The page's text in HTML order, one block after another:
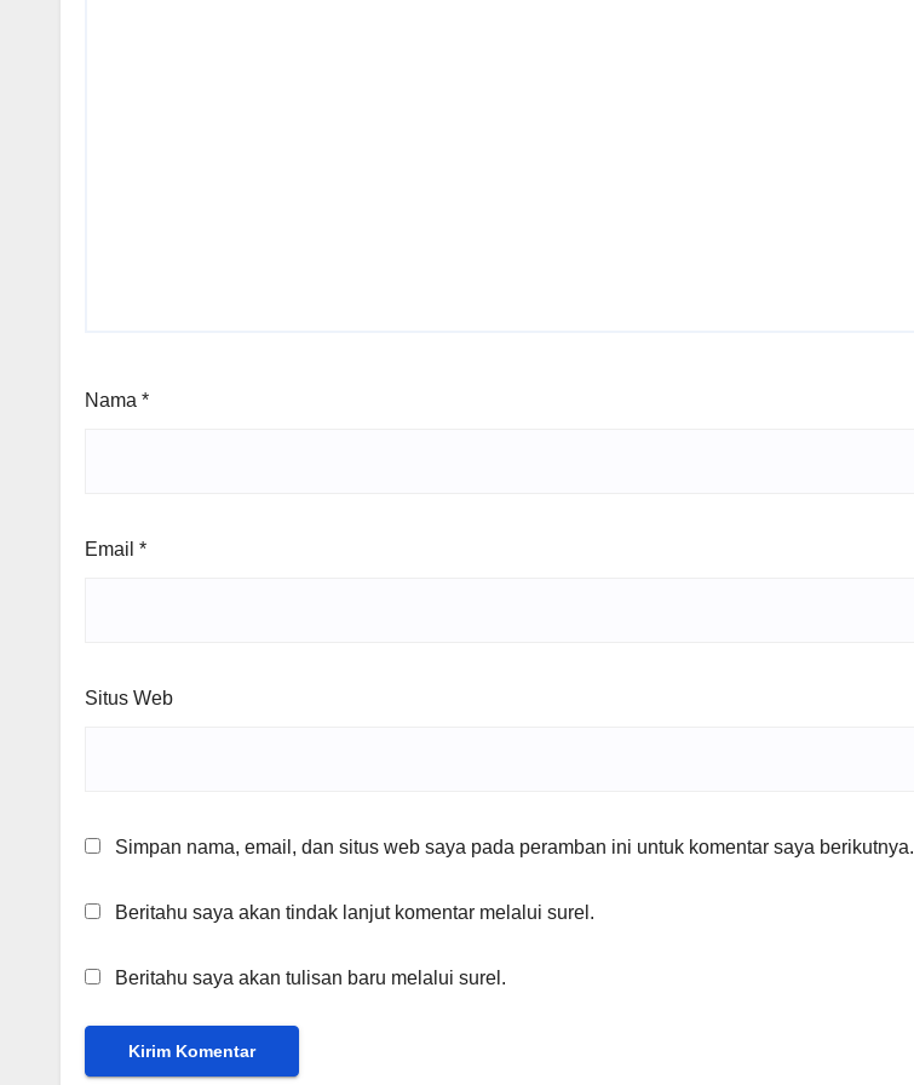
Nama *
Email *
Situs Web
Simpan nama, email, dan situs web saya pada peramban ini untuk komentar saya berikutnya.
Beritahu saya akan tindak lanjut komentar melalui surel.
Beritahu saya akan tulisan baru melalui surel.